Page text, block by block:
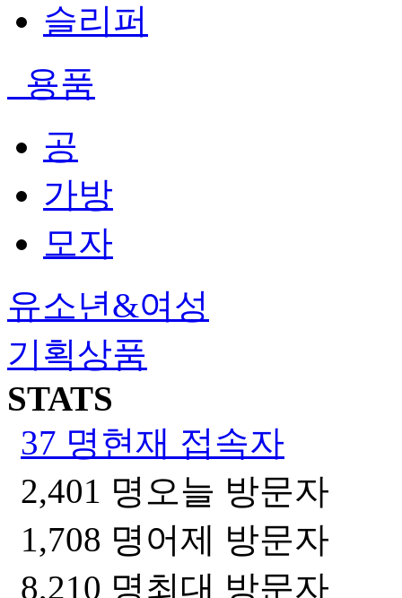
슬리퍼
용품
공
가방
모자
유소년&여성
기획상품
STATS
37 명현재 접속자
2,401 명오늘 방문자
1,708 명어제 방문자
8,210 명 최대 방문자